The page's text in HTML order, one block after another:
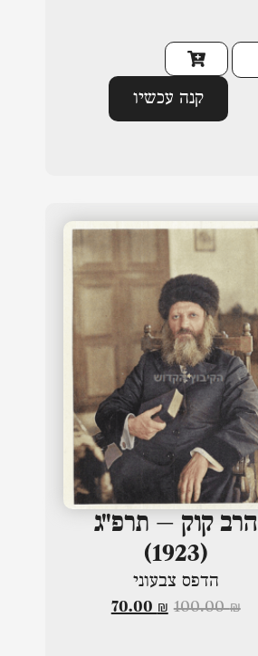
קנה עכשיו
הרב קוק – תרפ"ג
(1923)
הדפס צבעוני
100.00₪
70.00 ₪